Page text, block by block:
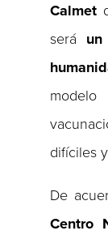
Calmet
será
difíciles
De
Centro